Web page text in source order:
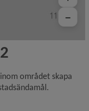
området skapa